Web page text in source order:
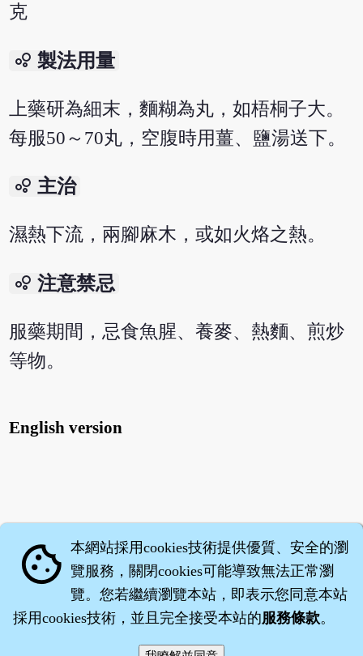
克
bubble_chart 製法用量
上藥研為細末，麵糊為丸，如梧桐子大。
每服50～70丸，空腹時用薑、鹽湯送下。
bubble_chart 主治
濕熱下流，兩腳麻木，或如火烙之熱。
bubble_chart 注意禁忌
服藥期間，忌食魚腥、養麥、熱麵、煎炒
等物。
English version
cookie 本網站採用cookies技術提供優質、安全的瀏
覽服務，關閉cookies可能導致無法正常瀏
覽。您若繼續瀏覽本站，即表示您同意本站
採用cookies技術，並且完全接受本站的服務條款。